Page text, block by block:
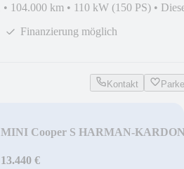
• 104.000 km • 110 kW (150 PS) •
Finanzierung möglich
Kontakt
MINI Cooper S HARMAN-
13.440 €